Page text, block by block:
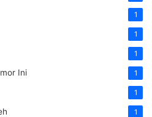
1
1
1
Ini 1
1
1